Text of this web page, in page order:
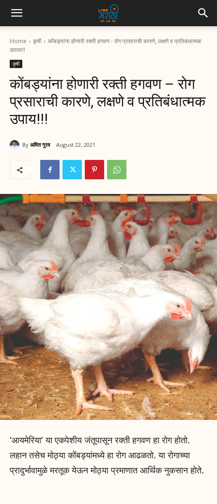
Home कृषी
कोंबड्यांना होणारी रक्ती हगवण - रोग प्रसाराची कारणे, लक्षणे व प्रतिबंधात्मक
उपाय!!!
कृषी
कोंबड्यांना होणारी रक्ती हगवण – रोग
प्रसाराची कारणे, लक्षणे व प्रतिबंधात्मक
उपाय!!!
By अमित गुरव August 22, 2021
‘आयमेरिया’ या एकपेशीय जंतूपासून रक्ती हगवण हा रोग होतो.
लहान तसेच मोठ्या कोंबड्यांमध्ये हा रोग आढळतो. या रोगाच्या
प्रादुर्भावामुळे मरतूक येऊन मोठ्या प्रमाणात आर्थिक नुकसान होते.